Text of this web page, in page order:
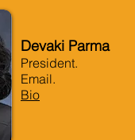
Devaki Parma
President.
Email.
Bio